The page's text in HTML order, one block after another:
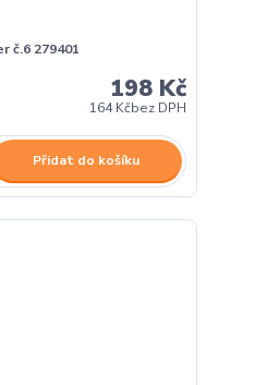
č.6 279401
198 Kč
164 Kčbez DPH
Přidat do košíku